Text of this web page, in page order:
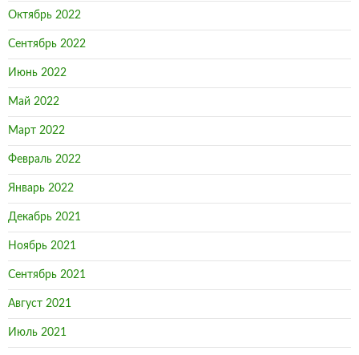
Октябрь 2022
Сентябрь 2022
Июнь 2022
Май 2022
Март 2022
Февраль 2022
Январь 2022
Декабрь 2021
Ноябрь 2021
Сентябрь 2021
Август 2021
Июль 2021